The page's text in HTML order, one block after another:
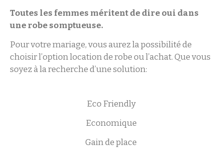
Toutes les femmes méritent de dire oui dans
une robe somptueuse.
Pour votre mariage, vous aurez la possibilité de
choisir l’option location de robeou l’achat. Que vous
soyez à la recherche d’une solution:
Eco Friendly
Economique
Gain de place